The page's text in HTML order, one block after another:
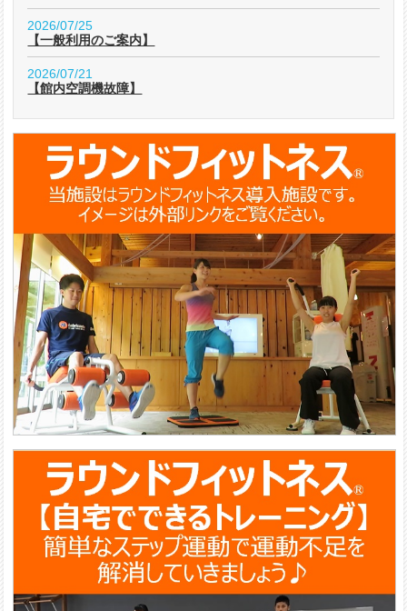
2026/07/25
【一般利用のご案内】
2026/07/21
【館内空調機故障】